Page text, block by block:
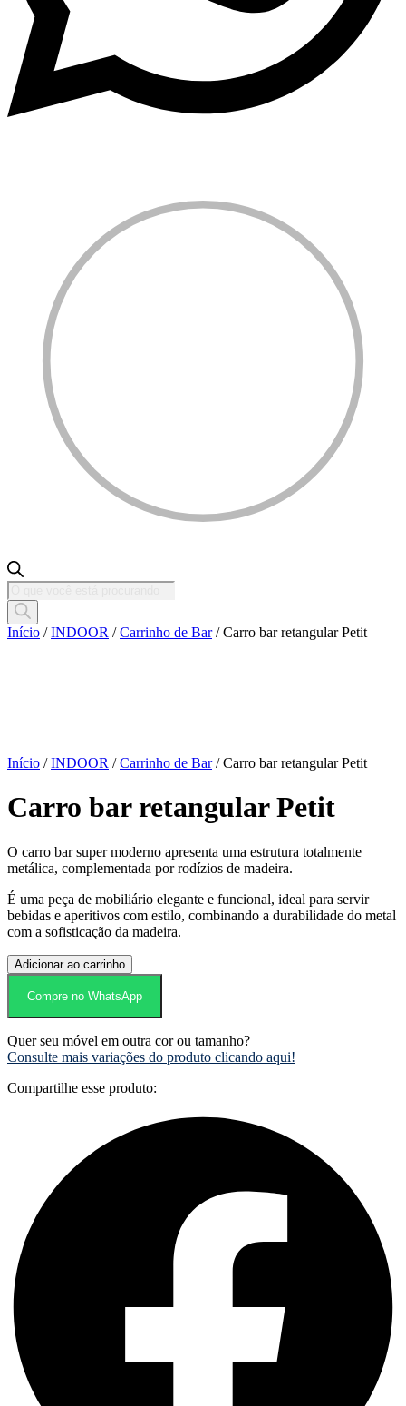
Pesquisar
produtos
Início /INDOOR /Carrinho de Bar/ Carro bar retangular Petit
Início /INDOOR /Carrinho de Bar/ Carro bar retangular Petit
Carro bar retangular Petit
O carro bar super moderno apresenta uma estrutura totalmente
metálica, complementada por rodízios de madeira.
É uma peça de mobiliário elegante e funcional, ideal para servir
bebidas e aperitivos com estilo, combinando a durabilidade do metal
com a sofisticação da madeira.
Carro
bar
retangular
Adicionar ao carrinho
Compre no WhatsApp
Quer seu móvel em outra cor ou tamanho?
Consulte mais variações do produto clicando aqui!
Compartilhe esse produto: